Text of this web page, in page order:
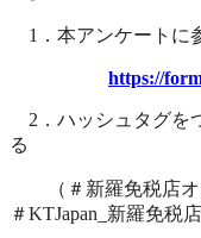
1．本アンケートに
https://
2．ハッシュタグを
る
（＃新羅免税店
＃KTJapan_新羅免税店